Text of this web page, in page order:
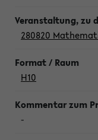
280820
H10
-